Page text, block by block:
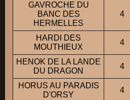
GAVROCHE DU
BANC DES
HERMELLES
4
HARDI DES
MOUTHIEUX
4
HENOK DE LA LANDE
DU DRAGON
4
HORUS AU PARADIS
D'ORSY
4